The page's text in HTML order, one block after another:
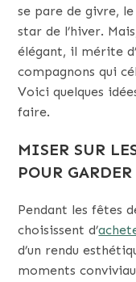
se pare de givre,
star de l’hiver.
élégant, il mérite
compagnons qui
Voici quelques
faire.
MISER SUR
POUR
Pendant les fêtes
choisissent d’
d’un rendu
moments